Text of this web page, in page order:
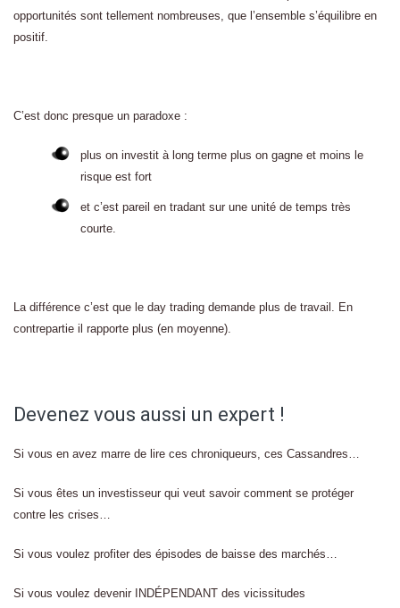
opportunités sont tellement nombreuses, que l’ensemble s’équilibre en
positif.
C’est donc presque un paradoxe :
plus on investit à long terme plus on gagne et moins le
risque est fort
et c’est pareil en tradant sur une unité de temps très
courte.
La différence c’est que le day trading demande plus de travail. En
contrepartie il rapporte plus (en moyenne).
Devenez vous aussi un expert !
Si vous en avez marre de lire ces chroniqueurs, ces Cassandres…
Si vous êtes un investisseur qui veut savoir comment se protéger
contre les crises…
Si vous voulez profiter des épisodes de baisse des marchés…
Si vous voulez devenir INDÉPENDANT des vicissitudes